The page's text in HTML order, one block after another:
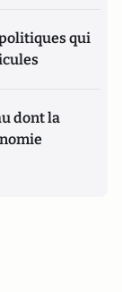
qui
dont la